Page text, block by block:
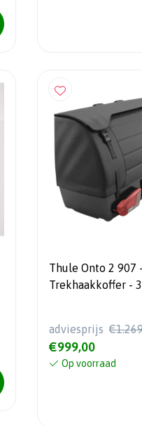
Thule Onto 2 907 -
Trekhaakkoffer -
adviesprijs
€999,00
Op voorraad